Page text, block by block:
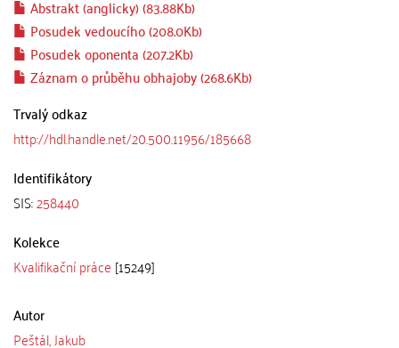
Abstrakt (anglicky) (83.88Kb)
Posudek vedoucího (208.0Kb)
Posudek oponenta (207.2Kb)
Záznam o průběhu obhajoby (268.6Kb)
Trvalý odkaz
http://hdl.handle.net/20.500.11956/185668
Identifikátory
SIS:258440
Kolekce
Kvalifikační práce [15249]
Autor
Peštál, Jakub